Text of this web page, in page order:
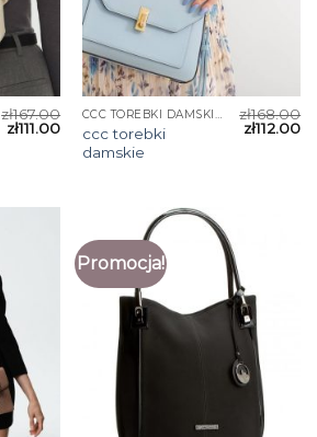
zł167.00
zł111.00
CCC TOREBKI DAMSKIE
ccc torebki
damskie
zł168.00
zł112.00
Promocja!